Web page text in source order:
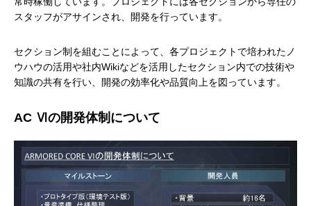
スタッフがアサインされ、開発を行っています。
セクション制を組むことによって、各プロジェクトで培われたノ
ウハウの活用や社内Wikiなどを活用したセクション内での技術や
知識の共有を行い、開発の効率化や品質向上を図っています。
AC Ⅵの開発体制について